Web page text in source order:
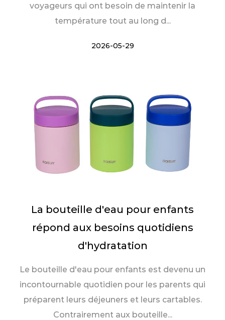
voyageurs qui ont besoin de maintenir la
température tout au long d...
2026-05-29
La bouteille d'eau pour enfants
répond aux besoins quotidiens
d'hydratation
Le bouteille d'eau pour enfants est devenu un
incontournable quotidien pour les parents qui
préparent leurs déjeuners et leurs cartables.
Contrairement aux bouteille...